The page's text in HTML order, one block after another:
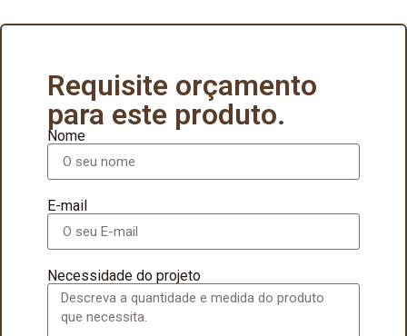
Requisite orçamento
para este produto.
Nome
E-mail
Necessidade do projeto